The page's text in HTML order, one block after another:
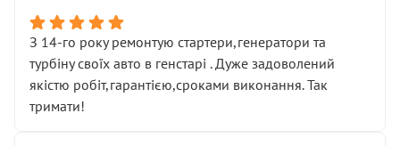
З 14-го року ремонтую стартери,генератори та
турбіну своїх авто в генстарі . Дуже задоволений
якістю робіт,гарантією,сроками виконання. Так
тримати!